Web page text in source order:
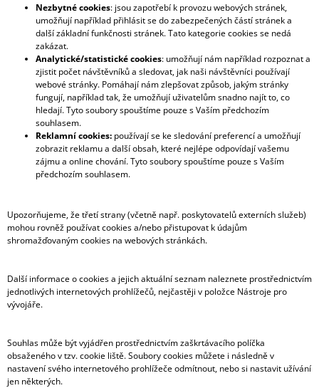
Nezbytné cookies: jsou zapotřebí k provozu webových stránek,
umožňují například přihlásit se do zabezpečených částí stránek a
další základní funkčnosti stránek. Tato kategorie cookies se nedá
zakázat.
Analytické/statistické cookies: umožňují nám například rozpoznat a
zjistit počet návštěvníků a sledovat, jak naši návštěvníci používají
webové stránky. Pomáhají nám zlepšovat způsob, jakým stránky
fungují, například tak, že umožňují uživatelům snadno najít to, co
hledají. Tyto soubory spouštíme pouze s Vaším předchozím
souhlasem.
Reklamní cookies: používají se ke sledování preferencí a umožňují
zobrazit reklamu a další obsah, které nejlépe odpovídají vašemu
zájmu a online chování. Tyto soubory spouštíme pouze s Vaším
předchozím souhlasem.
Upozorňujeme, že třetí strany (včetně např. poskytovatelů externích služeb)
mohou rovněž používat cookies a/nebo přistupovat k údajům
shromažďovaným cookies na webových stránkách.
Další informace o cookies a jejich aktuální seznam naleznete prostřednictvím
jednotlivých internetových prohlížečů, nejčastěji v položce Nástroje pro
vývojáře.
Souhlas může být vyjádřen prostřednictvím zaškrtávacího políčka
obsaženého v tzv. cookie liště. Soubory cookies můžete i následně v
nastavení svého internetového prohlížeče odmítnout, nebo si nastavit užívání
jen některých.